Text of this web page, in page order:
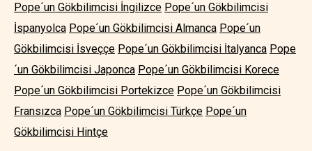
Pope´un Gökbilimcisi İngilizce Pope´un Gökbilimcisi
İspanyolca Pope´un Gökbilimcisi Almanca Pope´un
Gökbilimcisi İsveççe Pope´un Gökbilimcisi İtalyanca Pope
´un Gökbilimcisi Japonca Pope´un Gökbilimcisi Korece
Pope´un Gökbilimcisi Portekizce Pope´un Gökbilimcisi
Fransızca Pope´un Gökbilimcisi Türkçe Pope´un
Gökbilimcisi Hintçe